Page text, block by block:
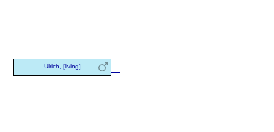
Ulrich, [living]